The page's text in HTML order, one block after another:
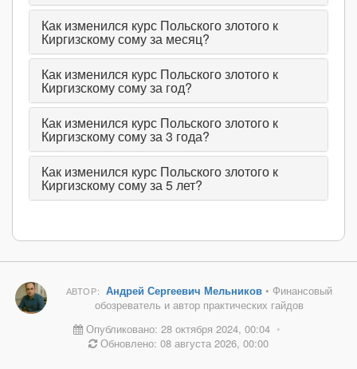
Как изменился курс Польского злотого к
Киргизскому сому за месяц?
Как изменился курс Польского злотого к
Киргизскому сому за год?
Как изменился курс Польского злотого к
Киргизскому сому за 3 года?
Как изменился курс Польского злотого к
Киргизскому сому за 5 лет?
АВТОР: Андрей Сергеевич Мельников• Финансовый
обозреватель и автор практических гайдов
Опубликовано: 28 октября 2024, 00:04 •
Обновлено: 08 августа 2026, 00:00